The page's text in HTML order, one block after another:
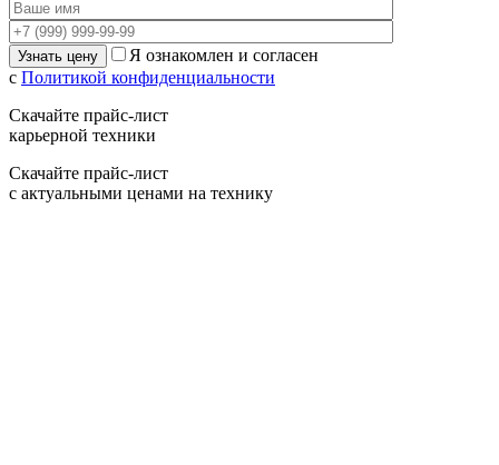
Я ознакомлен и согласен
с Политикой конфиденциальности
Скачайте прайс-лист
карьерной техники
Скачайте прайс-лист
с актуальными ценами на технику